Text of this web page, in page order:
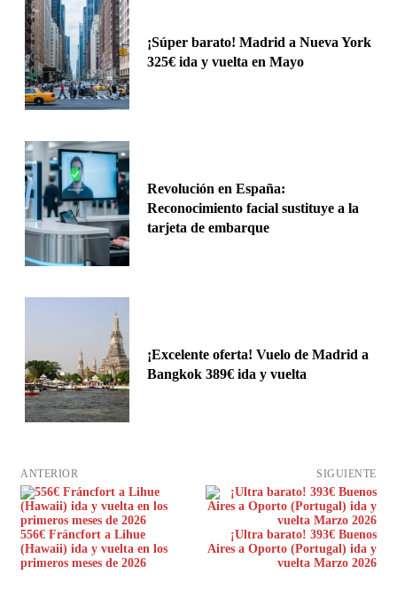
¡Súper barato! Madrid a Nueva York
325€ ida y vuelta en Mayo
Revolución en España:
Reconocimiento facial sustituye a la
tarjeta de embarque
¡Excelente oferta! Vuelo de Madrid a
Bangkok 389€ ida y vuelta
ANTERIOR
556€ Fráncfort a Lihue
(Hawaii) ida y vuelta en los
primeros meses de 2026
SIGUIENTE
¡Ultra barato! 393€ Buenos
Aires a Oporto (Portugal) ida y
vuelta Marzo 2026